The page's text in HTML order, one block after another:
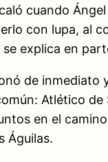
cuando
con lupa, al
explica en
de inmediato
Atlético
en el
Águilas.